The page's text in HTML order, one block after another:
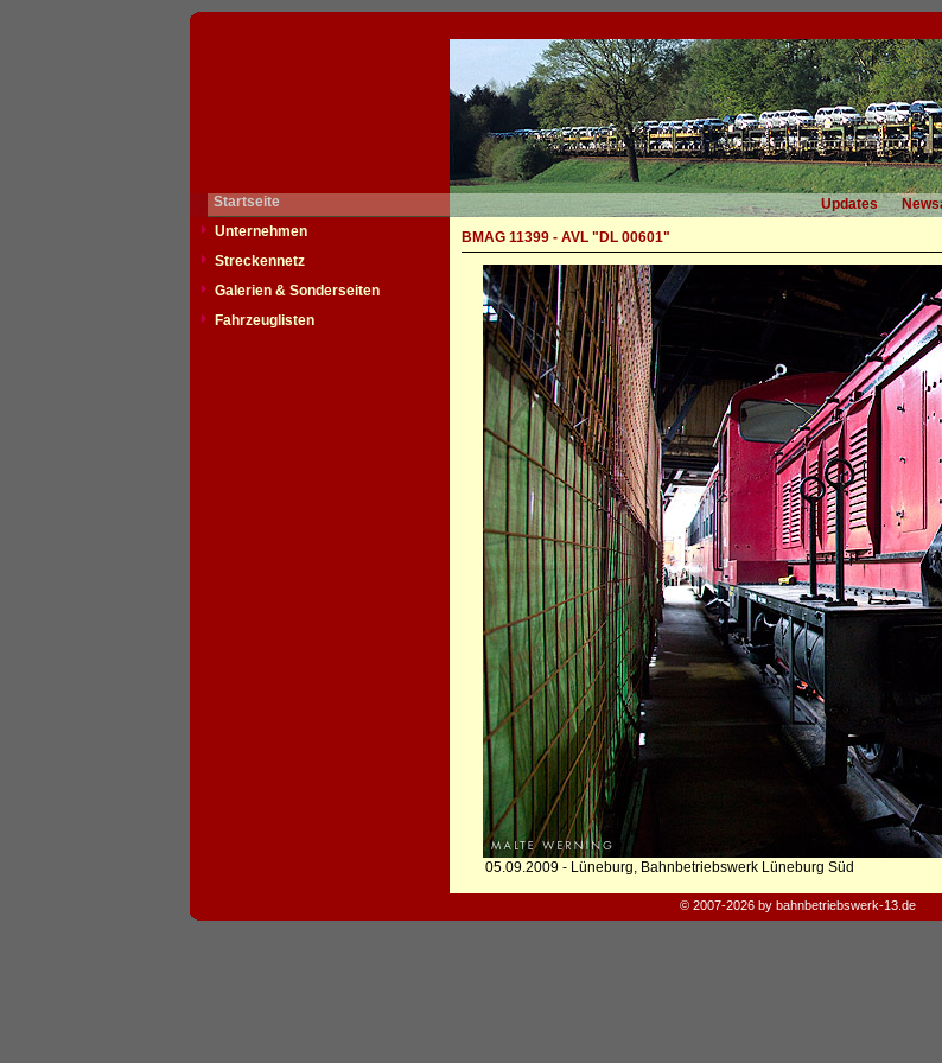
Startseite Updates
Unternehmen
Streckennetz
Galerien & Sonderseiten
Fahrzeuglisten
BMAG 11399 - AVL "DL 00601"
05.09.2009 - Lüneburg, Bahnbetriebswerk Lüneburg Süd
© 2007-2026 by bahnbetriebswerk-13.de